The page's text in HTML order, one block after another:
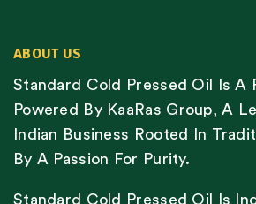
ABOUT US
Standard Cold Pressed Oil Is A
Powered By KaaRas Group, A
Indian Business Rooted In
By A Passion For Purity.
Standard Cold Pressed Oil Is